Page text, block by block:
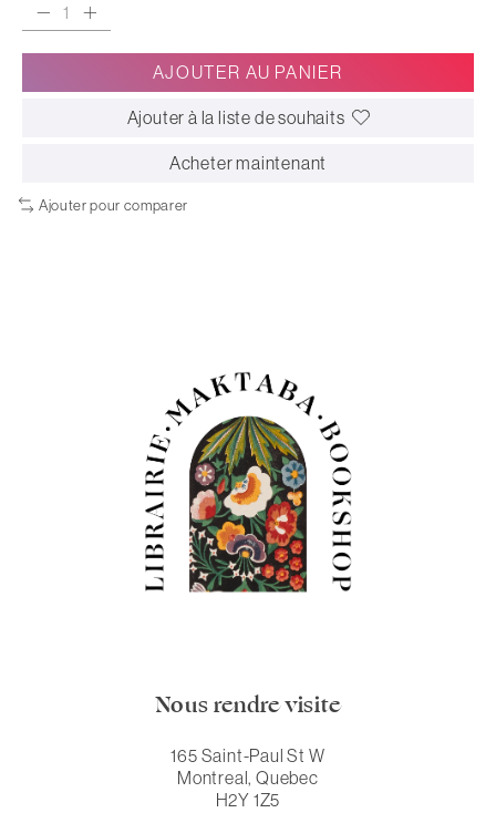
AJOUTER AU PANIER
Ajouter à la liste de souhaits
Acheter maintenant
Ajouter pour comparer
Nous rendre visite
165 Saint-Paul St W
Montreal, Quebec
H2Y 1Z5